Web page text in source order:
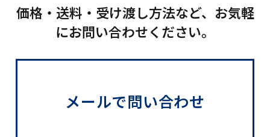
価格・送料・受け渡し方法など、お気軽
にお問い合わせください。
メールで問い合わせ